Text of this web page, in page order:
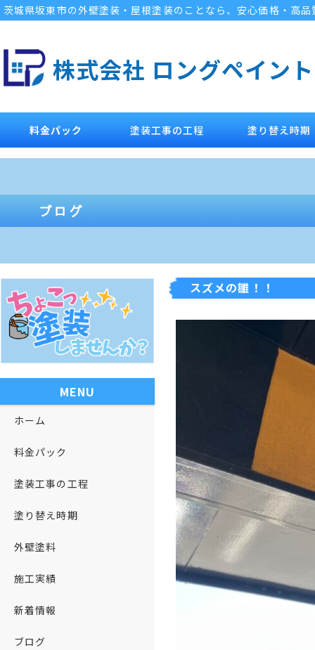
茨城県坂東市の外壁塗装・屋根塗装のことなら、安心価格・高
株式会社 ロングペイント
料金パック 塗装工事の工程 塗り替え時期
スズメの雛！！
MENU
ホーム
料金パック
塗装工事の工程
塗り替え時期
外壁塗料
施工実績
新着情報
ブログ